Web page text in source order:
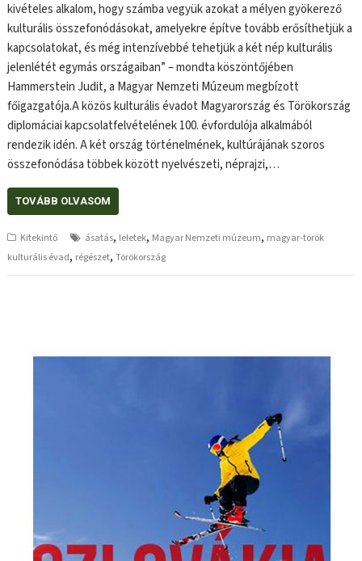
kivételes alkalom, hogy számba vegyük azokat a mélyen gyökerező
kulturális összefonódásokat, amelyekre építve tovább erősíthetjük a
kapcsolatokat, és még intenzívebbé tehetjük a két nép kulturális
jelenlétét egymás országaiban” – mondta köszöntőjében
Hammerstein Judit, a Magyar Nemzeti Múzeum megbízott
főigazgatója.A közös kulturális évadot Magyarország és Törökország
diplomáciai kapcsolatfelvételének 100. évfordulója alkalmából
rendezik idén. A két ország történelmének, kultúrájának szoros
összefonódása többek között nyelvészeti, néprajzi,…
TOVÁBB OLVASOM
Kitekintő ásatás, leletek, Magyar Nemzeti múzeum, magyar-török
kulturális évad, régészet,Törökország